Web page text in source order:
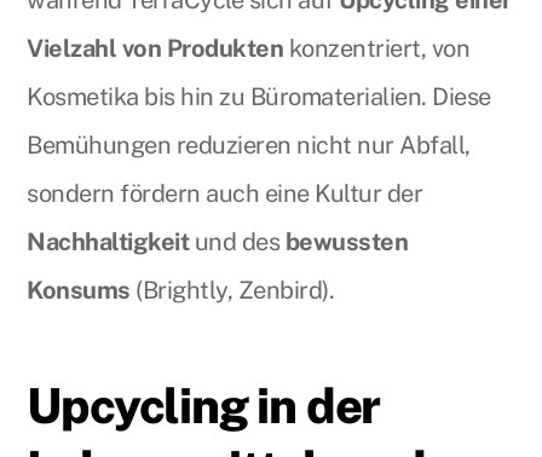
Vielzahl von Produkten konzentriert, von
Kosmetika bis hin zu Büromaterialien. Diese
Bemühungen reduzieren nicht nur Abfall,
sondern fördern auch eine Kultur der
Nachhaltigkeitund des bewussten
Konsums (Brightly, Zenbird).
Upcycling in der